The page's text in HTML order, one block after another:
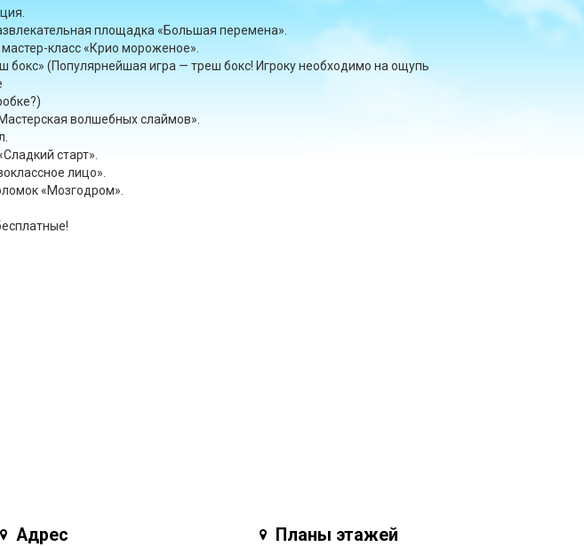
площадка «Большая перемена».
класс «Крио мороженое».
бокс» (Популярнейшая игра — треш бокс! Игроку необходимо на ощупь
волшебных слаймов».
старт».
лицо».
«Мозгодром».
Адрес Планы этажей